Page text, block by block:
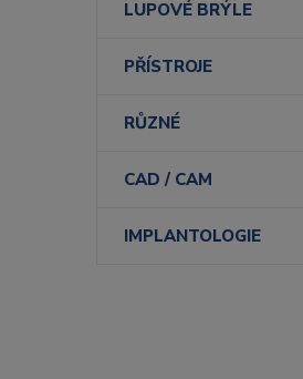
LUPOVÉ BRÝLE
PŘÍSTROJE
RŮZNÉ
CAD / CAM
IMPLANTOLOGIE